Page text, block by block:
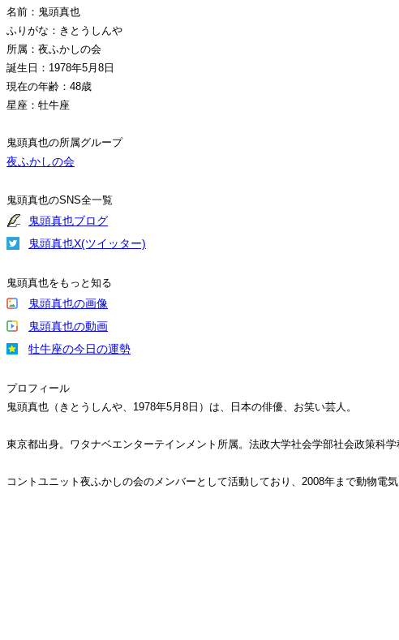
名前：鬼頭真也
ふりがな：きとうしんや
所属：夜ふかしの会
誕生日：1978年5月8日
現在の年齢：48歳
星座：牡牛座
鬼頭真也の所属グループ
夜ふかしの会
鬼頭真也のSNS全一覧
鬼頭真也ブログ
鬼頭真也X(ツイッター)
鬼頭真也をもっと知る
鬼頭真也の画像
鬼頭真也の動画
牡牛座の今日の運勢
プロフィール
鬼頭真也（きとうしんや、1978年5月8日）は、日本の俳優、お笑い芸人。
東京都出身。ワタナベエンターテインメント所属。法政大学社会学部社会政策科学
コントユニット夜ふかしの会のメンバーとして活動しており、2008年まで動物電気